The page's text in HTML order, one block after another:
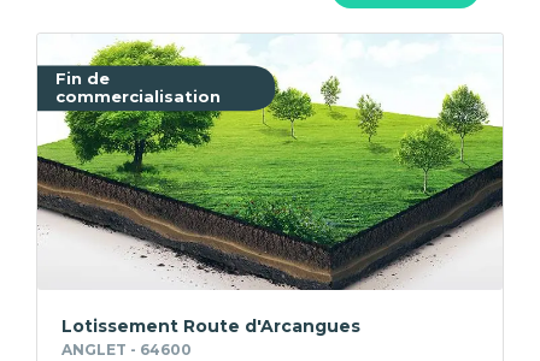
Fin de
commercialisation
Lotissement Route d'Arcangues
ANGLET - 64600